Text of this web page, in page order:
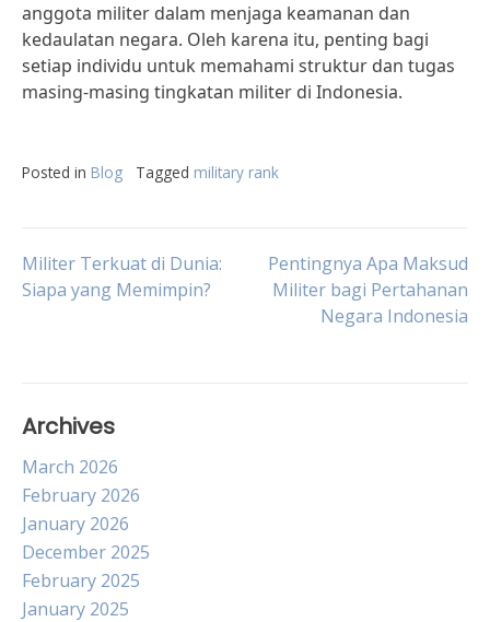
anggota militer dalam menjaga keamanan dan
kedaulatan negara. Oleh karena itu, penting bagi
setiap individu untuk memahami struktur dan tugas
masing-masing tingkatan militer di Indonesia.
Posted in Blog Tagged military rank
Post
Militer Terkuat di Dunia:
Siapa yang Memimpin?
Pentingnya Apa Maksud
Militer bagi Pertahanan
Negara Indonesia
Archives
March 2026
February 2026
January 2026
December 2025
February 2025
January 2025